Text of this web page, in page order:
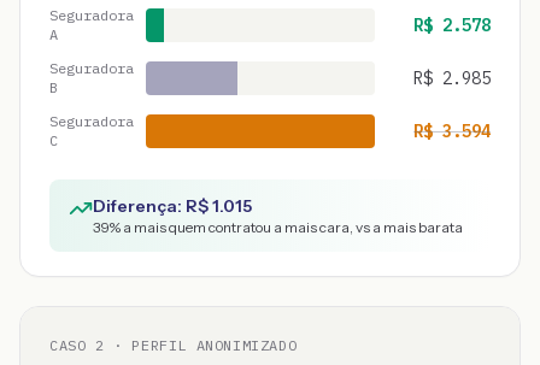
Seguradora
A
R$ 2.578
Seguradora
B
R$ 2.985
Seguradora
C
R$3.594
Diferença: R$1.015
39% a mais quem contratou a mais cara, vs a mais barata
CASO 2 · PERFIL ANONIMIZADO